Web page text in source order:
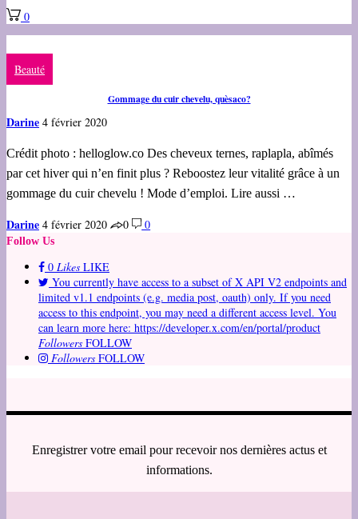
0
Beauté
Gommage du cuir chevelu, quèsaco?
Darine 4 février 2020
Crédit photo : helloglow.co Des cheveux ternes, raplapla, abîmés
par cet hiver qui n’en finit plus ? Reboostez leur vitalité grâce à un
gommage du cuir chevelu ! Mode d’emploi. Lire aussi …
Darine 4 février 2020 0 0
Follow Us
0 Likes LIKE
You currently have access to a subset of X API V2 endpoints and
limited v1.1 endpoints (e.g. media post, oauth) only. If you need
access to this endpoint, you may need a different access level. You
can learn more here: https://developer.x.com/en/portal/product
Followers FOLLOW
Followers FOLLOW
Enregistrer votre email pour recevoir nos dernières actus et
informations.